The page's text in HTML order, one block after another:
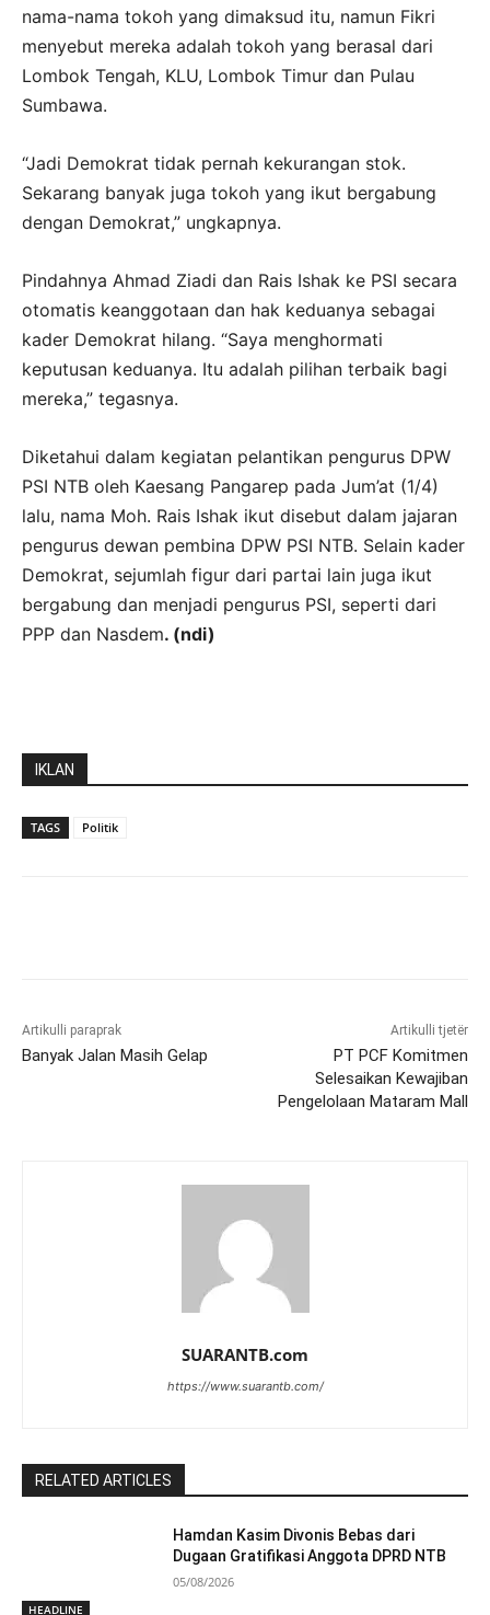
nama-nama tokoh yang dimaksud itu, namun Fikri
menyebut mereka adalah tokoh yang berasal dari
Lombok Tengah, KLU, Lombok Timur dan Pulau
Sumbawa.
“Jadi Demokrat tidak pernah kekurangan stok.
Sekarang banyak juga tokoh yang ikut bergabung
dengan Demokrat,” ungkapnya.
Pindahnya Ahmad Ziadi dan Rais Ishak ke PSI secara
otomatis keanggotaan dan hak keduanya sebagai
kader Demokrat hilang. “Saya menghormati
keputusan keduanya. Itu adalah pilihan terbaik bagi
mereka,” tegasnya.
Diketahui dalam kegiatan pelantikan pengurus DPW
PSI NTB oleh Kaesang Pangarep pada Jum’at (1/4)
lalu, nama Moh. Rais Ishak ikut disebut dalam jajaran
pengurus dewan pembina DPW PSI NTB. Selain kader
Demokrat, sejumlah figur dari partai lain juga ikut
bergabung dan menjadi pengurus PSI, seperti dari
PPP dan Nasdem. (ndi)
IKLAN
TAGS Politik
Artikulli paraprak
Banyak Jalan Masih Gelap
Artikulli tjetër
PT PCF Komitmen
Selesaikan Kewajiban
Pengelolaan Mataram Mall
SUARANTB.com
https://www.suarantb.com/
RELATED ARTICLES
HEADLINE
Hamdan Kasim Divonis Bebas dari
Dugaan Gratifikasi Anggota DPRD NTB
05/08/2026